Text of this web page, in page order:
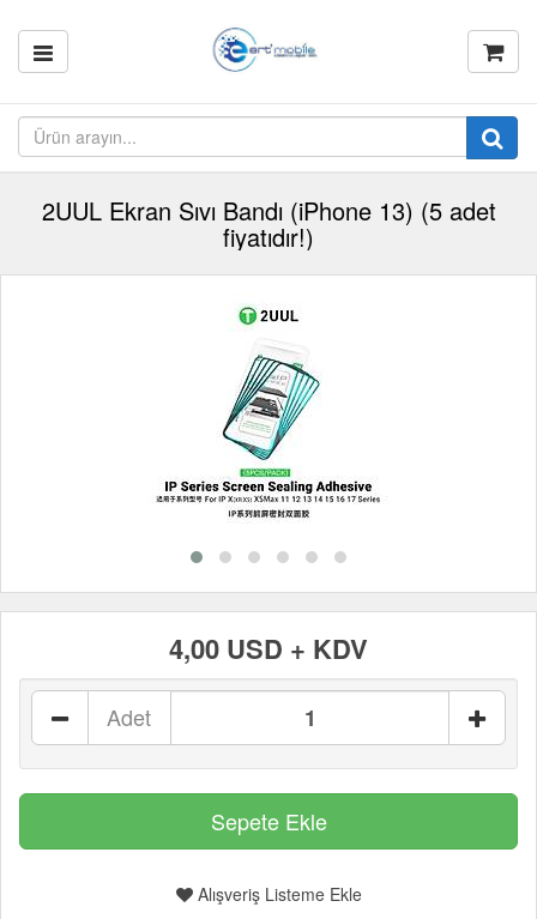
2UUL Ekran Sıvı Bandı (iPhone 13) (5 adet
fiyatıdır!)
4,00 USD + KDV
Adet
Alışveriş Listeme Ekle